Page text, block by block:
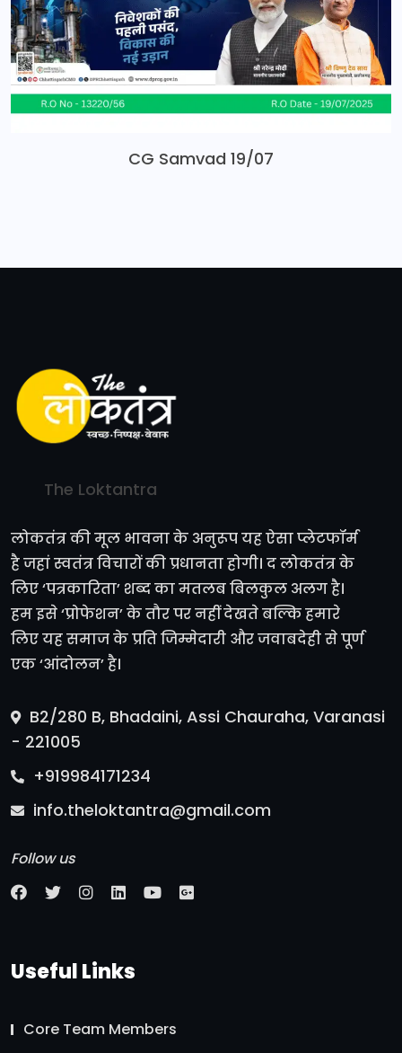
CG Samvad 19/07
The Loktantra
लोकतंत्र की मूल भावना के अनुरूप यह ऐसा प्लेटफॉर्म
है जहां स्वतंत्र विचारों की प्रधानता होगी। द लोकतंत्र के
लिए ‘पत्रकारिता’ शब्द का मतलब बिलकुल अलग है।
हम इसे ‘प्रोफेशन’ के तौर पर नहीं देखते बल्कि हमारे
लिए यह समाज के प्रति जिम्मेदारी और जवाबदेही से पूर्ण
एक ‘आंदोलन’ है।
B2/280 B, Bhadaini, Assi Chauraha, Varanasi
- 221005
+919984171234
info.theloktantra@gmail.com
Follow us
Useful Links
Core Team Members